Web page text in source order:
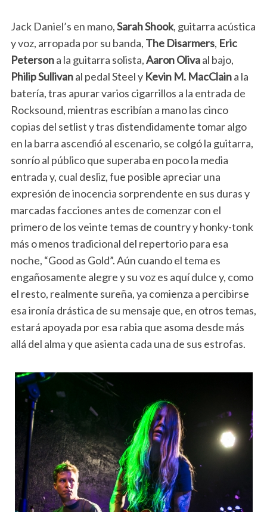
Jack Daniel’s en mano,Sarah Shook, guitarra acústica
y voz, arropada por su banda, The Disarmers, Eric
Petersona la guitarra solista,Aaron Olivaal bajo,
Philip Sullivanal pedal Steel yKevin M. MacClaina la
batería, tras apurar varios cigarrillos a la entrada de
Rocksound, mientras escribían a mano las cinco
copias del setlist y tras distendidamente tomar algo
en la barra ascendió al escenario, se colgó la guitarra,
sonrío al público que superaba en poco la media
entrada y, cual desliz, fue posible apreciar una
expresión de inocencia sorprendente en sus duras y
marcadas facciones antes de comenzar con el
primero de los veinte temas de country y honky-tonk
más o menos tradicional del repertorio para esa
noche, “Good as Gold”. Aún cuando el tema es
engañosamente alegre y su voz es aquí dulce y, como
el resto, realmente sureña, ya comienza a percibirse
esa ironía drástica de su mensaje que, en otros temas,
estará apoyada por esa rabia que asoma desde más
allá del alma y que asienta cada una de sus estrofas.